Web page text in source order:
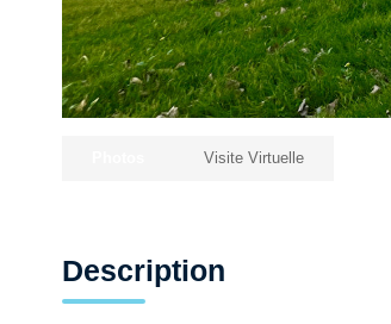
Visite Virtuelle
Description